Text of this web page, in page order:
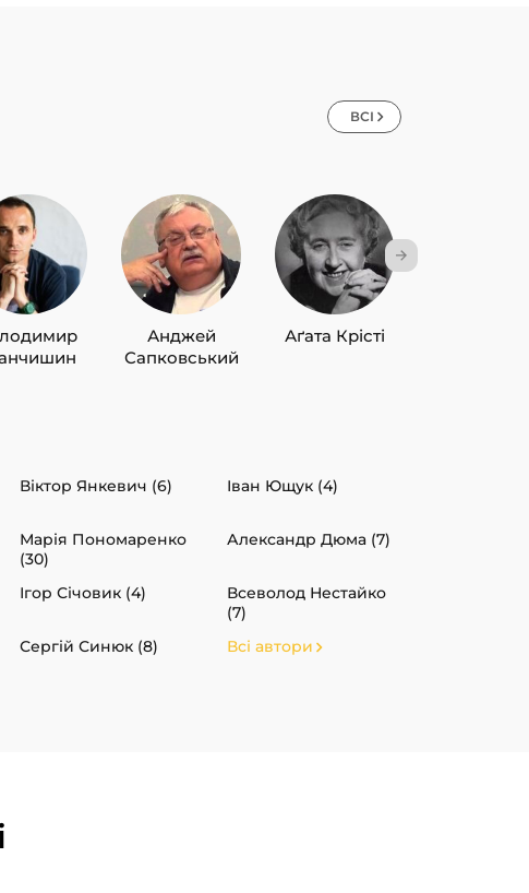
ВСІ
Анджей
Сапковський
Аґата Крісті
Віктор Янкевич (6) Іван Ющук (4)
Марія Пономаренко
(30)
Александр Дюма (7)
Ігор Січовик (4)
Всеволод Нестайко
(7)
Сергій Синюк (8) Всі автори